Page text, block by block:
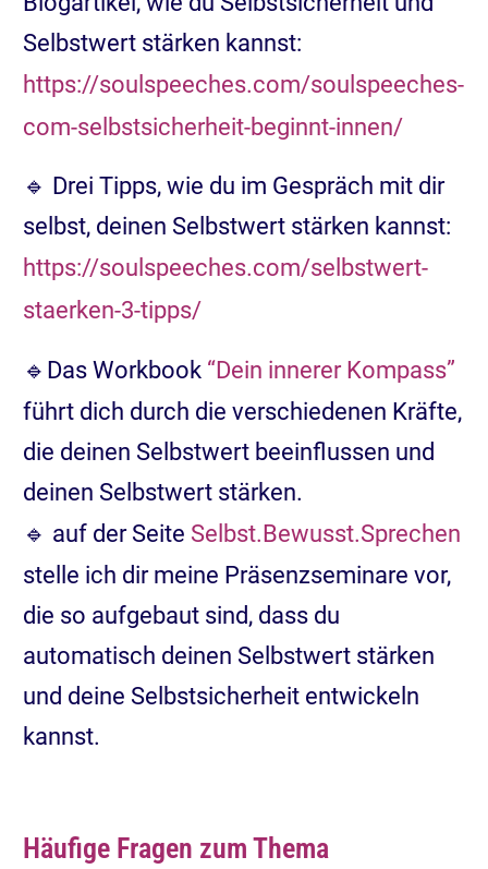
Selbstwert stärken kannst:
https://soulspeeches.com/soulspeeches-
com-selbstsicherheit-beginnt-innen/
🔹 Drei Tipps, wie du im Gespräch mit dir
selbst, deinen Selbstwert stärken kannst:
https://soulspeeches.com/selbstwert-
staerken-3-tipps/
🔹Das Workbook “Dein innerer Kompass”
führt dich durch die verschiedenen Kräfte,
die deinen Selbstwert beeinflussen und
deinen Selbstwert stärken.
🔹 auf der Seite Selbst.Bewusst.Sprechen
stelle ich dir meine Präsenzseminare vor,
die so aufgebaut sind, dass du
automatisch deinen Selbstwert stärken
und deine Selbstsicherheit entwickeln
kannst.
Häufige Fragen zum Thema